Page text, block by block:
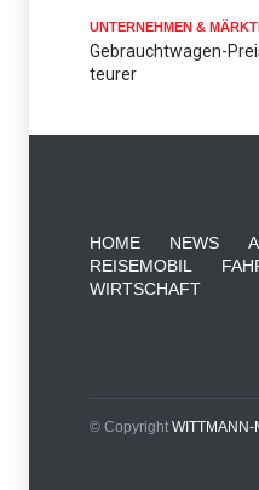
UNTERNEHMEN &
Gebrauchtwagen-
teurer
HOME NEWS
REISEMOBIL
WIRTSCHAFT
© Copyright WITTMANN-